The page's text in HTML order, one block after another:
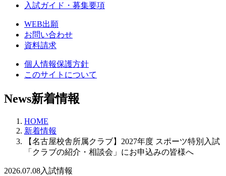
入試ガイド・募集要項
WEB出願
お問い合わせ
資料請求
個人情報保護方針
このサイトについて
News新着情報
HOME
新着情報
【名古屋校舎所属クラブ】2027年度 スポーツ特別入試
「クラブの紹介・相談会」にお申込みの皆様へ
2026.07.08入試情報